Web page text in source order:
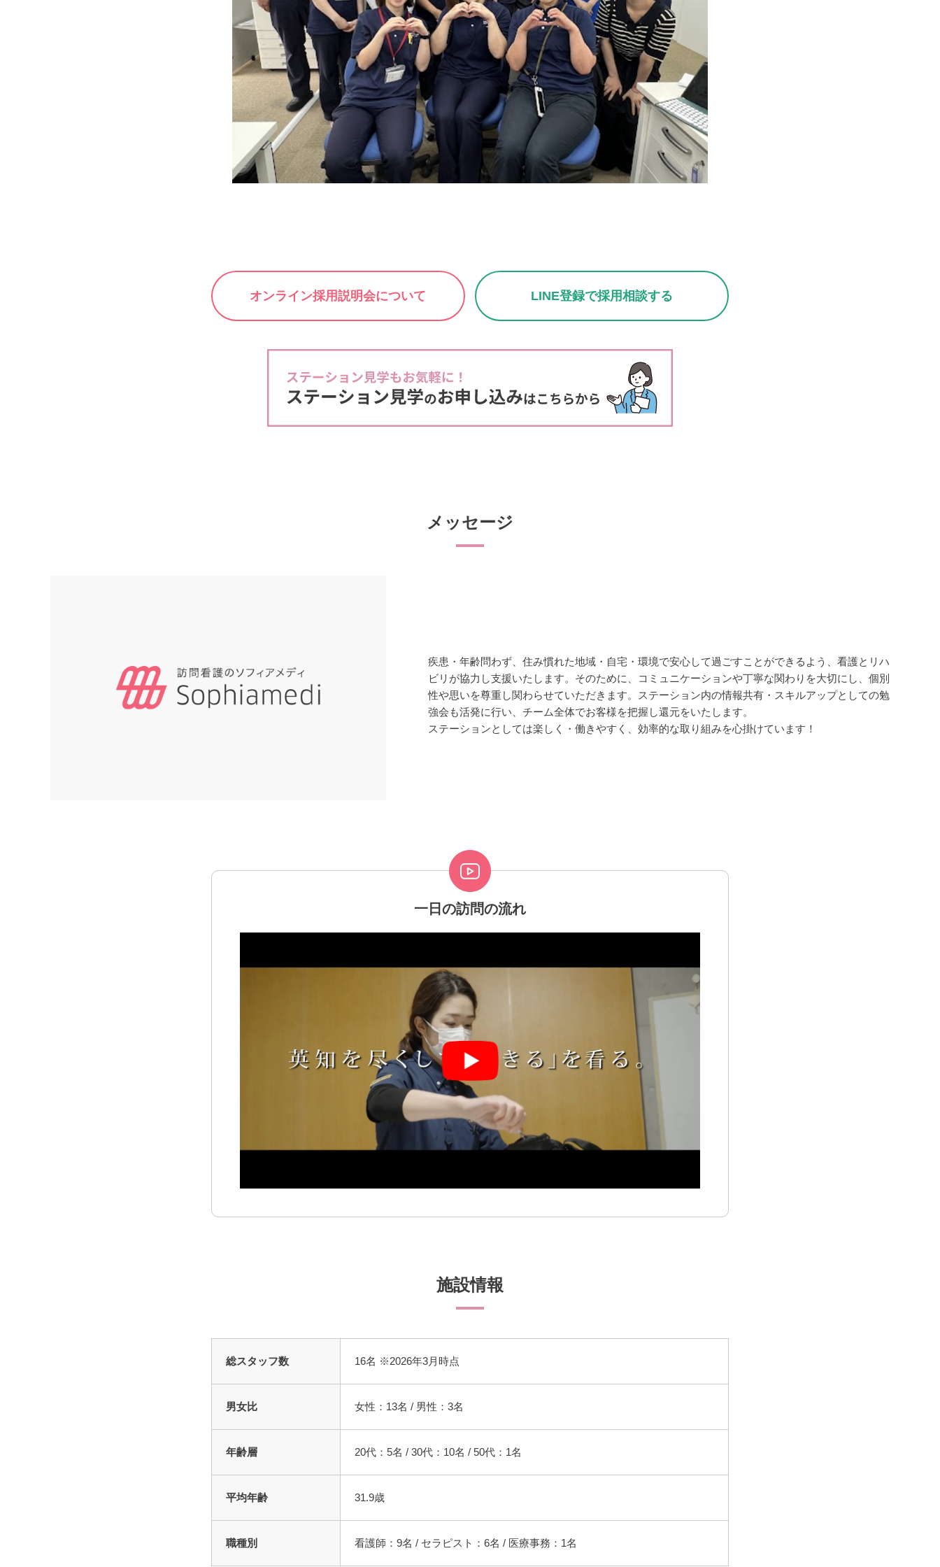
オンライン採用説明会について LINE登録で採用相談する
メッセージ
疾患・年齢問わず、住み慣れた地域・自宅・環境で安心して過ごすことができるよう、看護とリハ
ビリが協力し支援いたします。そのために、コミュニケーションや丁寧な関わりを大切にし、個別
性や思いを尊重し関わらせていただきます。ステーション内の情報共有・スキルアップとしての勉
強会も活発に行い、チーム全体でお客様を把握し還元をいたします。
ステーションとしては楽しく・働きやすく、効率的な取り組みを心掛けています！
一日の訪問の流れ
施設情報
総スタッフ数 16名 ※2026年3月時点
男女比 女性：13名 / 男性：3名
年齢層 20代：5名 / 30代：10名 / 50代：1名
平均年齢 31.9歳
職種別 看護師：9名 / セラピスト：6名 / 医療事務：1名